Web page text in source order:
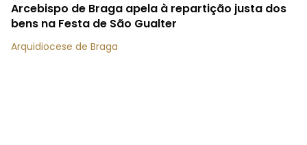
Arcebispo de Braga apela à repartição justa dos
bens na Festa de São Gualter
Arquidiocese de Braga